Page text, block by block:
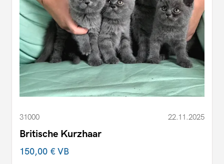
31000 22.11.2025
Britische Kurzhaar
150,00 €VB